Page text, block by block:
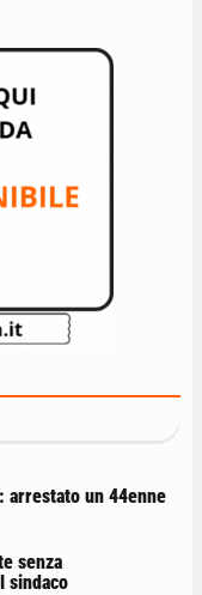
arrestato un 44enne
senza
sindaco